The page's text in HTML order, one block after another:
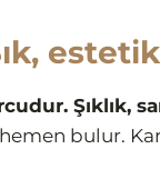
Şıklık,
bulur.